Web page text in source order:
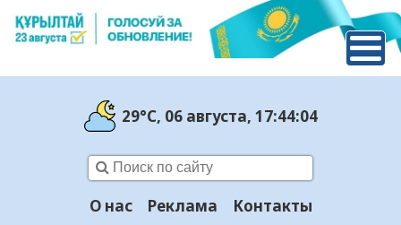
29°C, 06 августа, 17:44:05
О нас Реклама Контакты